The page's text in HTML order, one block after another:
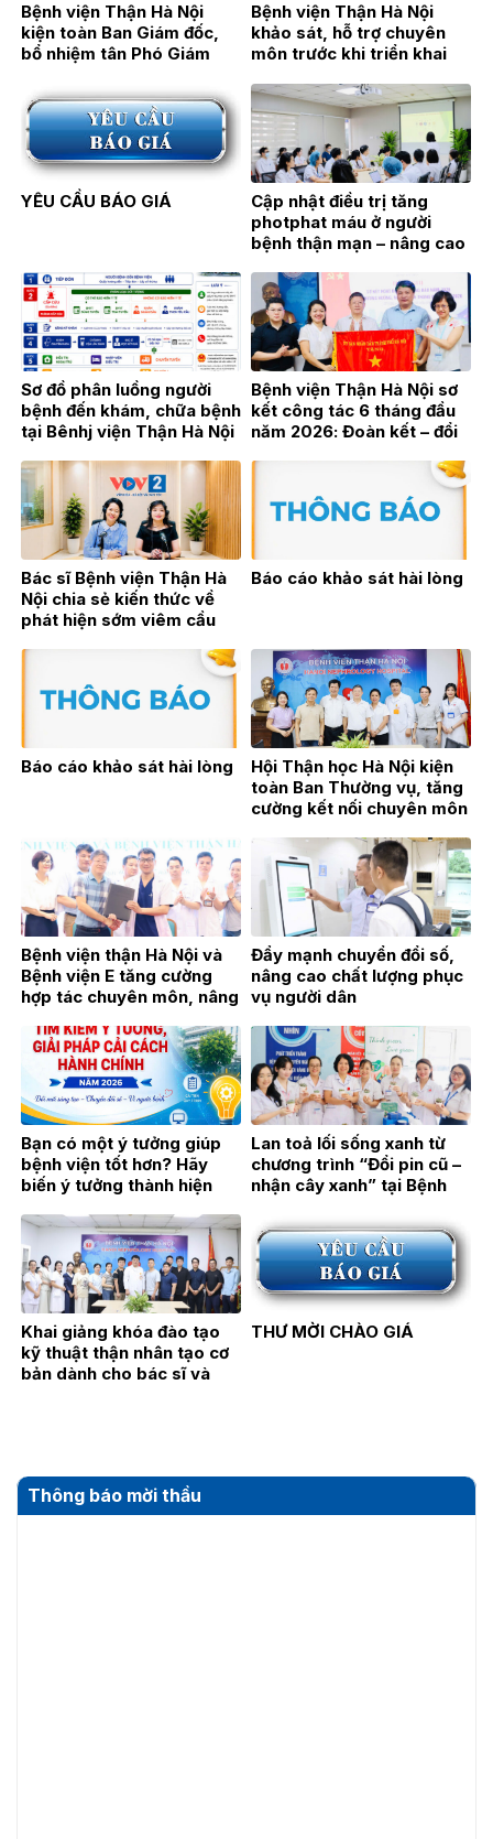
Bệnh viện Thận Hà Nội
kiện toàn Ban Giám đốc,
bổ nhiệm tân Phó Giám
Bích Hằng
Bệnh viện Thận Hà Nội
khảo sát, hỗ trợ chuyên
môn trước khi triển khai
tại Bệnh viện Đa khoa Hoài
Đức
YÊU CẦU BÁO GIÁ
Cập nhật điều trị tăng
photphat máu ở người
bệnh thận mạn – nâng cao
hành lâm sàng
Sơ đồ phân luồng người
bệnh đến khám, chữa bệnh
tại Bênhj viện Thận Hà Nội
Bệnh viện Thận Hà Nội sơ
kết công tác 6 tháng đầu
năm 2026: Đoàn kết – đổi
triển bền vững
Bác sĩ Bệnh viện Thận Hà
Nội chia sẻ kiến thức về
phát hiện sớm viêm cầu
trực tiếp VOV2
Báo cáo khảo sát hài lòng
Báo cáo khảo sát hài lòng
Hội Thận học Hà Nội kiện
toàn Ban Thường vụ, tăng
cường kết nối chuyên môn
chuyên ngành Thận học
Bệnh viện thận Hà Nội và
Bệnh viện E tăng cường
hợp tác chuyên môn, nâng
chữa bệnh
Đẩy mạnh chuyển đổi số,
nâng cao chất lượng phục
vụ người dân
Bạn có một ý tưởng giúp
bệnh viện tốt hơn? Hãy
biến ý tưởng thành hiện
Lan toả lối sống xanh từ
chương trình “Đổi pin cũ –
nhận cây xanh” tại Bệnh
Khai giảng khóa đào tạo
kỹ thuật thận nhân tạo cơ
bản dành cho bác sĩ và
THƯ MỜI CHÀO GIÁ
Thông báo mời thầu